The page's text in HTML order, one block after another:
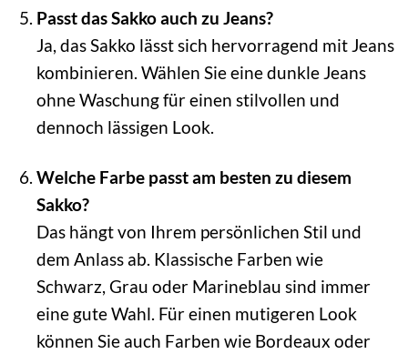
Passt das Sakko auch zu Jeans?
Ja, das Sakko lässt sich hervorragend mit Jeans
kombinieren. Wählen Sie eine dunkle Jeans
ohne Waschung für einen stilvollen und
dennoch lässigen Look.
Welche Farbe passt am besten zu diesem
Sakko?
Das hängt von Ihrem persönlichen Stil und
dem Anlass ab. Klassische Farben wie
Schwarz, Grau oder Marineblau sind immer
eine gute Wahl. Für einen mutigeren Look
können Sie auch Farben wie Bordeaux oder